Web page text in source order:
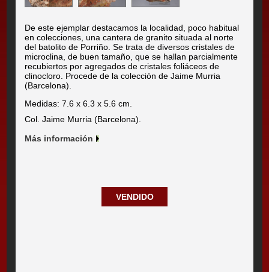
De este ejemplar destacamos la localidad, poco habitual
en colecciones, una cantera de granito situada al norte
del batolito de Porriño. Se trata de diversos cristales de
microclina, de buen tamaño, que se hallan parcialmente
recubiertos por agregados de cristales foliáceos de
clinocloro. Procede de la colección de Jaime Murria
(Barcelona).
Medidas: 7.6 x 6.3 x 5.6 cm.
Col. Jaime Murria (Barcelona).
Más información
VENDIDO